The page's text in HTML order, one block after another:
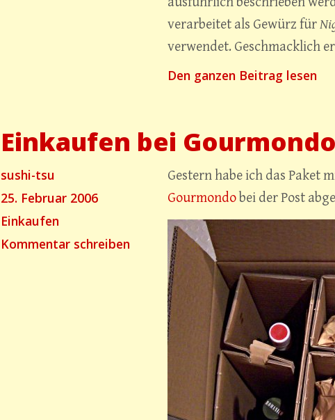
verarbeitet als Gewürz für
verwendet. Geschmacklich
Den ganzen Beitrag lesen
Einkaufen bei
Gestern habe ich das Paket
Gourmondo bei der Post
Autor
sushi-tsu
Geschrieben
am
25. Februar 2006
Categories
Einkaufen
Kommentar schreiben
Einkaufen
Gourmondo